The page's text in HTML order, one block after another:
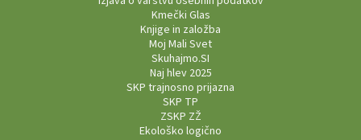
Kmečki Glas
Knjige in založba
Moj Mali Svet
Skuhajmo.SI
Naj hlev 2025
SKP trajnosno prijazna
SKP TP
ZSKP ZŽ
Ekološko logično